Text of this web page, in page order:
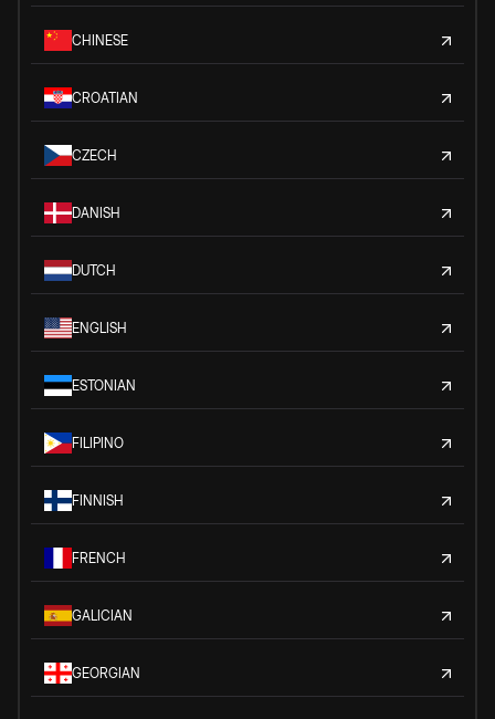
CHINESE
CROATIAN
CZECH
DANISH
DUTCH
ENGLISH
ESTONIAN
FILIPINO
FINNISH
FRENCH
GALICIAN
GEORGIAN